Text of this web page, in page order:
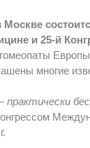
Москве
и 25-й
гомеопаты
многие
практически